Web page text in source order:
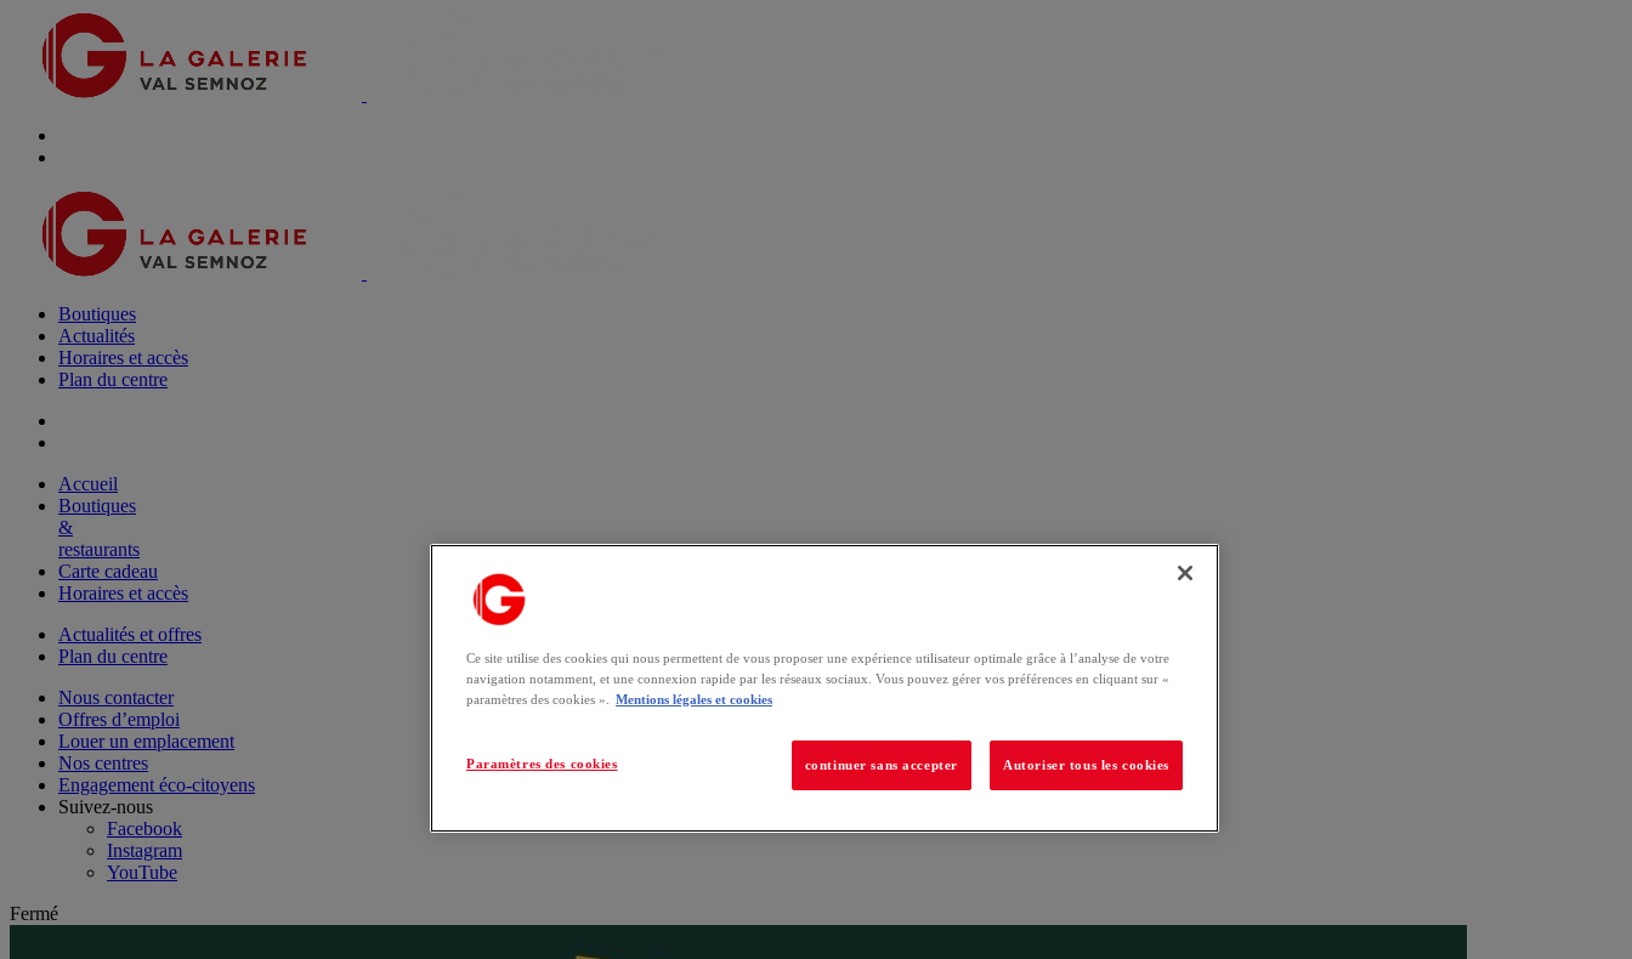
Boutiques
Actualités
Horaires et accès
Plan du centre
Accueil
Boutiques
&
restaurants
Carte cadeau
Horaires et accès
Actualités et offres
Plan du centre
Nous contacter
Offres d’emploi
Louer un emplacement
Nos centres
Engagement éco-citoyens
Suivez-nous
Facebook
Instagram
YouTube
Fermé
Ce site utilise des cookies qui nous permettent de vous proposer une expérience utilisateur optimale grâce à l’analyse de votre
navigation notamment, et une connexion rapide par les réseaux sociaux. Vous pouvez gérer vos préférences en cliquant sur «
paramètres des cookies ».
Mentions légales et cookies
Paramètres des cookies continuer sans accepter Autoriser tous les cookies